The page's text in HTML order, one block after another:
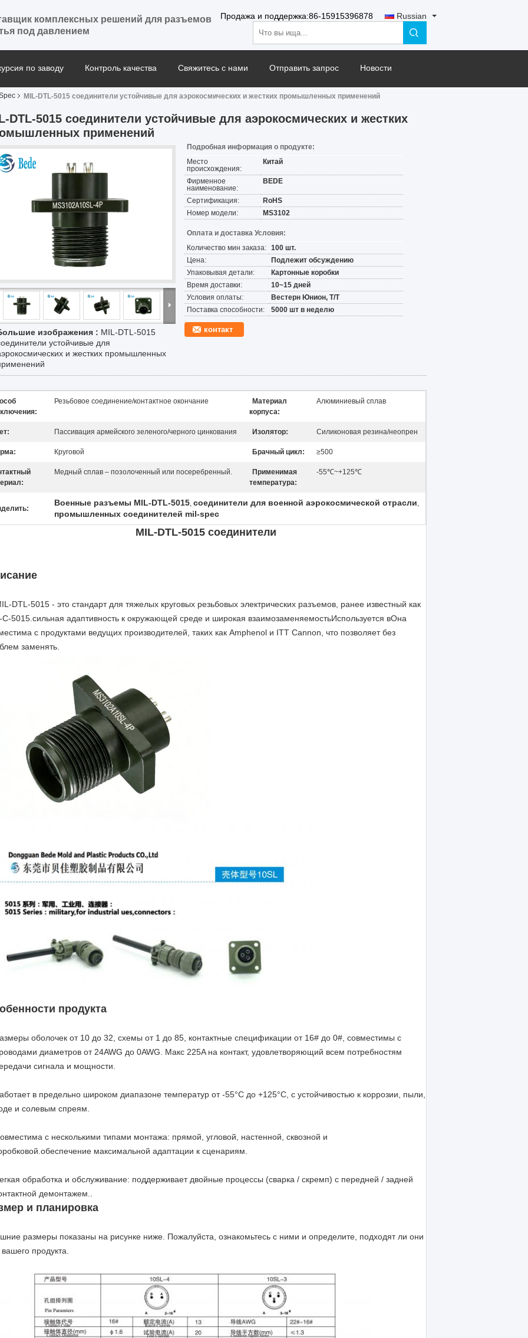
комплексных решений для разъемов
под давлением
Продажа и поддержка:86-15915396878 Russian
по заводу Контроль качества Свяжитесь с нами Отправить запрос Новости
MIL-DTL-5015 соединители устойчивые для аэрокосмических и жестких промышленных применений
DTL-5015 соединители устойчивые для аэрокосмических и жестких
применений
изображения : MIL-DTL-5015
устойчивые для
и жестких промышленных
Подробная информация о продукте:
Место
происхождения:
Китай
Фирменное
наименование:
BEDE
Сертификация:
RoHS
Номер модели:
MS3102
Оплата и доставка Условия:
Количество мин заказа: 100 шт.
Цена:
Подлежит обсуждению
Упаковывая детали:
Картонные коробки
Время доставки:
10~15 дней
Условия оплаты:
Вестерн Юнион, Т/Т
Поставка способности:
5000 шт в неделю
контакт
Резьбовое соединение/контактное окончание
Материал
корпуса:
Алюминиевый сплав
Пассивация армейского зеленого/черного цинкования Изолятор: Силиконовая резина/неопрен
Круговой Брачный цикл: ≥500
Медный сплав – позолоченный или посеребренный.
Применимая
температура:
-55℃~+125℃
Военные разъемы MIL-DTL-5015, соединители для военной аэрокосмической отрасли,
промышленных соединителей mil-spec
MIL-DTL-5015 соединители
DTL-5015 - это стандарт для тяжелых круговых резьбовых электрических разъемов, ранее известный как
C-5015.сильная адаптивность к окружающей среде и широкая взаимозаменяемостьИспользуется вОна
с продуктами ведущих производителей, таких как Amphenol и ITT Cannon, что позволяет без
заменять.
продукта
оболочек от 10 до 32, схемы от 1 до 85, контактные спецификации от 16# до 0#, совместимы с
диаметров от 24AWG до 0AWG. Макс 225A на контакт, удовлетворяющий всем потребностям
сигнала и мощности.
в предельно широком диапазоне температур от -55°C до +125°C, с устойчивостью к коррозии, пыли,
и солевым спреям.
с несколькими типами монтажа: прямой, угловой, настенной, сквозной и
максимальной адаптации к сценариям.
обработка и обслуживание: поддерживает двойные процессы (сварка / скремп) с передней / задней
демонтажем..
и планировка
размеры показаны на рисунке ниже. Пожалуйста, ознакомьтесь с ними и определите, подходят ли они
продукта.